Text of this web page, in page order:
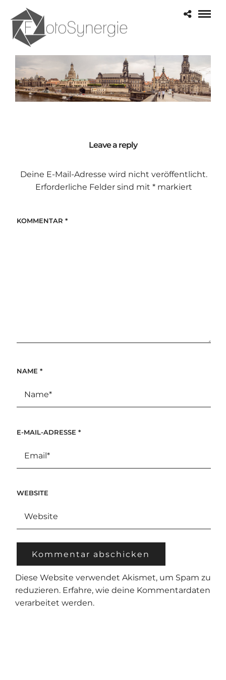
Leave a reply
Deine E-Mail-Adresse wird nicht veröffentlicht.
Erforderliche Felder sind mit *markiert
KOMMENTAR *
NAME *
E-MAIL-ADRESSE *
WEBSITE
Diese Website verwendet Akismet, um Spam zu
reduzieren. Erfahre, wie deine Kommentardaten
verarbeitet werden.